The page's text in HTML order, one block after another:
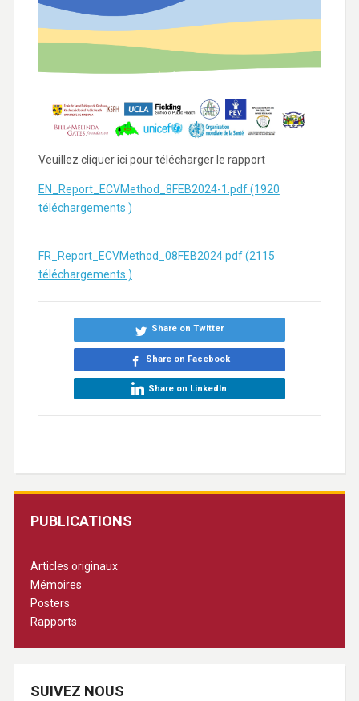
PUBLICATIONS
Articles originaux
Mémoires
Posters
Rapports
SUIVEZ NOUS
Veuillez cliquer ici pour télécharger le rapport
EN_Report_ECVMethod_8FEB2024-1.pdf (1920
téléchargements )
FR_Report_ECVMethod_08FEB2024.pdf (2115
téléchargements )
Share on Twitter
Share on Facebook
Share on LinkedIn